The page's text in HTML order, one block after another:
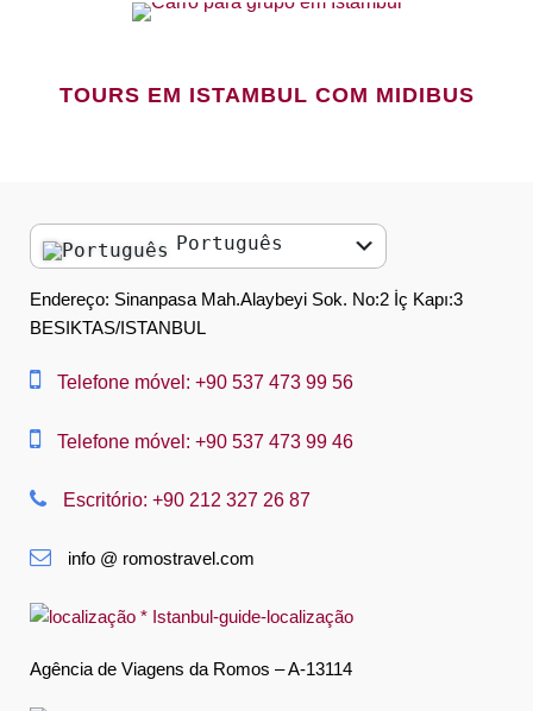
TOURS EM ISTAMBUL COM MIDIBUS
Português
English
العربية
中文
Suomi
Français
Endereço: Sinanpasa Mah.Alaybeyi Sok. No:2 İç Kapı:3
BESIKTAS/ISTANBUL
Telefone móvel: +90 537 473 99 56
Telefone móvel: +90 537 473 99 46
Escritório: +90 212 327 26 87
info @ romostravel.com
Agência de Viagens da Romos – A-13114